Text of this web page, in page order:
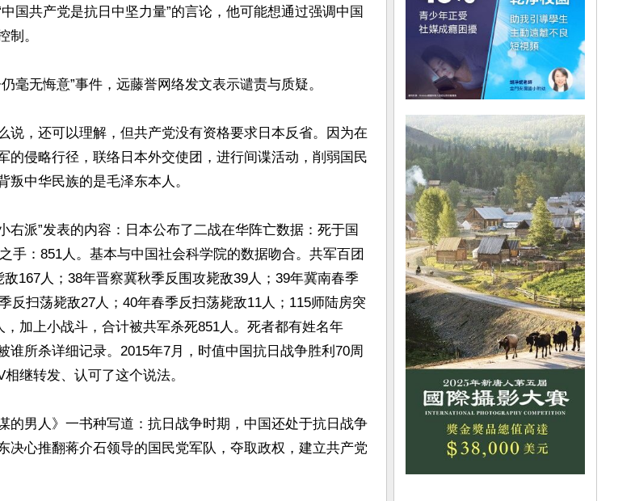
国共产党是抗日中坚力量”的言论，他可能想通过强调中国
制。
毫无悔意”事件，远藤誉网络发文表示谴责与质疑。
说，还可以理解，但共产党没有资格要求日本反省。因为在
的侵略行径，联络日本外交使团，进行间谍活动，削弱国民
叛中华民族的是毛泽东本人。
右派”发表的内容：日本公布了二战在华阵亡数据：死于国
手：851人。基本与中国社会科学院的数据吻合。共军百团
167人；38年晋察冀秋季反围攻毙敌39人；39年冀南春季
反扫荡毙敌27人；40年春季反扫荡毙敌11人；115师陆房突
，加上小战斗，合计被共军杀死851人。死者都有姓名年
谁所杀详细记录。2015年7月，时值中国抗日战争胜利70周
继转发、认可了这个说法。
的男人》一书种写道：抗日战争时期，中国还处于抗日战争
决心推翻蒋介石领导的国民党军队，夺取政权，建立共产党